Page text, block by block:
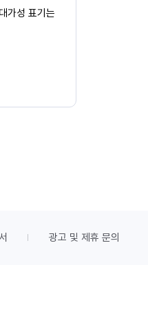
가성 표기는
광고 및 제휴 문의